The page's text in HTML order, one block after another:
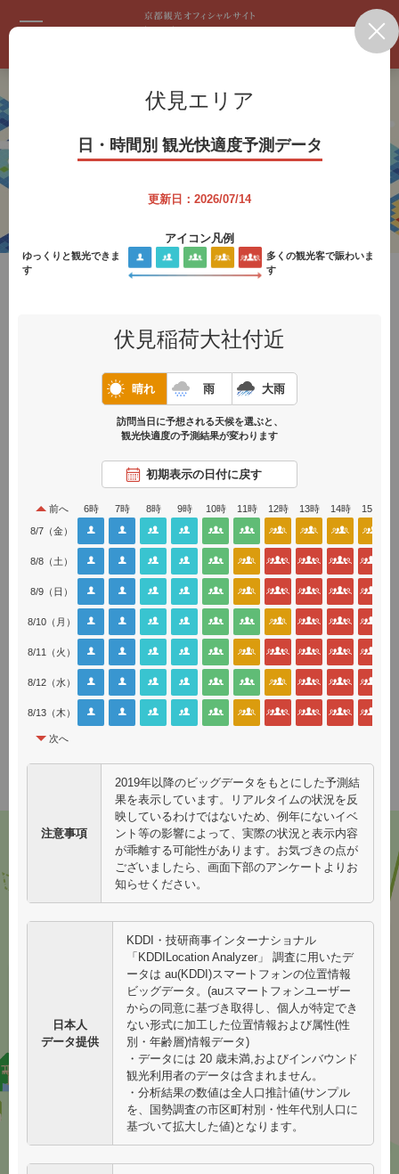
混雑を回避しながら
別の観光快適度の予測やライブカメラ映像によるリアルタイ
ム情報（一部スポット除く）のほか、日中でも比較的空いて
いる魅力的な観光スポットなど、混雑を避けた観光に役立つ
情報を提供しています。
京都観光快適度マップを使って、混雑する時間や場所を上手
に避けながら、快適な京都観光をお楽しみください。
＊「観光快適度」とは、観光地の人の量を５段階で示したものです。
より詳細なデータは
各エリアボタンをクリック（タップ）
各エリアをクリック（タップ）すると、エリア別に時間
帯ごとの観光快適度を確認することができます。
また、おすすめスポット・モデルコースなどの情報もご
紹介しております。
更新日：2026/07/14
快適度 プラン
衣笠・北野・西陣
エリア
北野天満宮前
付近
哲学の道・岡崎
エリア
哲学の道北端
岡崎公園
竹林の小径
祇園・清水エリア
花見小路
清水坂～
市内中心部
エリア
伏見エリア
日・時間別 観光快適度予測データ
更新日：2026/07/14
アイコン凡例
ゆっくりと観光できま
す
多くの観光客で賑わいま
す
伏見稲荷大社付近
晴れ 雨 大雨
訪問当日に予想される天候を選ぶと、
観光快適度の予測結果が変わります
初期表示の日付に戻す
前へ
次へ
6時 7時 8時 9時 10時 11時 12時 13時 14時 15時
8/7（金）
8/8（土）
8/9（日）
8/10（月）
8/11（火）
8/12（水）
8/13（木）
注意事項
2019年以降のビッグデータをもとにした予測結
果を表示しています。リアルタイムの状況を反
映しているわけではないため、例年にないイベ
ント等の影響によって、実際の状況と表示内容
が乖離する可能性があります。お気づきの点が
ございましたら、画面下部のアンケートよりお
知らせください。
日本人
データ提供
KDDI・技研商事インターナショナル
「KDDILocation Analyzer」 調査に用いたデ
ータは au(KDDI)スマートフォンの位置情報
ビッグデータ。(auスマートフォンユーザー
からの同意に基づき取得し、個人が特定でき
ない形式に加工した位置情報および属性(性
別・年齢層)情報データ)
・データには 20 歳未満,およびインバウンド
観光利用者のデータは含まれません。
・分析結果の数値は全人口推計値(サンプル
を、国勢調査の市区町村別・性年代別人口に
基づいて拡大した値)となります。